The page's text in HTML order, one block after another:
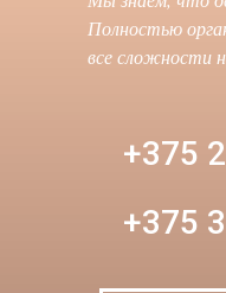
+375
Полностью
все сложности
+375